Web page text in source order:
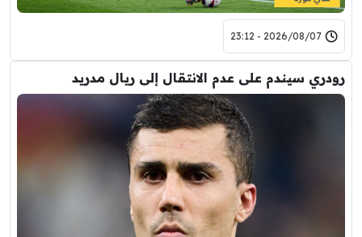
2026/08/07 - 23:12
رودري سيندم على عدم الانتقال إلى ريال مدريد